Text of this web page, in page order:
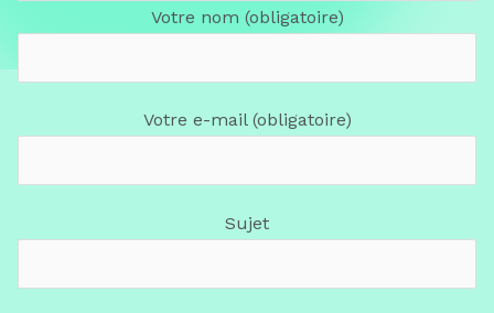
Votre nom (obligatoire)
Votre e-mail (obligatoire)
Sujet